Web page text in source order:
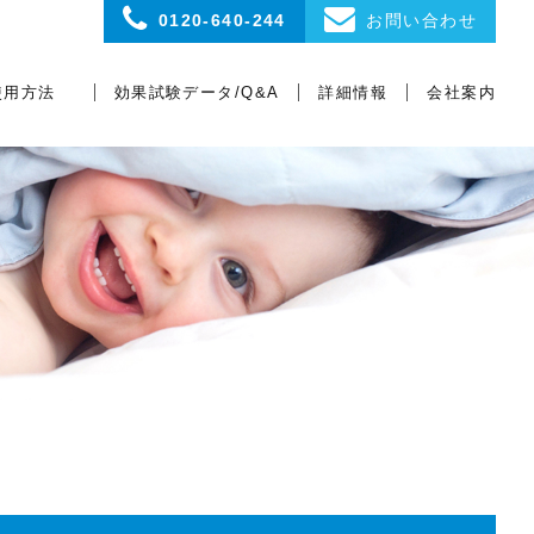
0120-640-244 お問い合わせ
用方法
用方法
用方法
効果試験データ/Q&A 詳細情報 会社案内